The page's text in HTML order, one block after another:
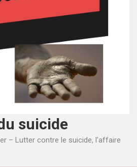
suicide
– Lutter contre le suicide, l'affaire